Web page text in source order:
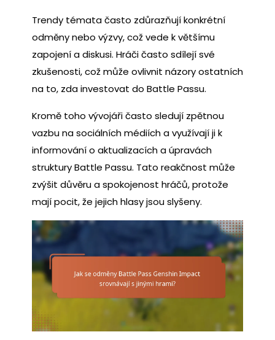
Trendy témata často zdůrazňují konkrétní
odměny nebo výzvy, což vede k většímu
zapojení a diskusi. Hráči často sdílejí své
zkušenosti, což může ovlivnit názory ostatních
na to, zda investovat do Battle Passu.
Kromě toho vývojáři často sledují zpětnou
vazbu na sociálních médiích a využívají ji k
informování o aktualizacích a úpravách
struktury Battle Passu. Tato reakčnost může
zvýšit důvěru a spokojenost hráčů, protože
mají pocit, že jejich hlasy jsou slyšeny.